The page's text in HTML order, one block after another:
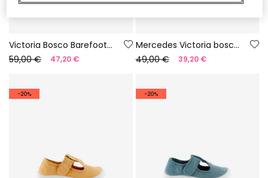
Victoria Bosco Barefoot Sneaker aus Canvas in Nachtblau
59,00 €
47,20 €
Mercedes Victoria bosco Barfuß-Leinenschuhe in Eisfarbe
49,00 €
39,20 €
-20% -20%